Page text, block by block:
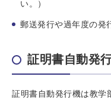
い。）
郵送発行や過年度の発
証明書自動発
証明書自動発行機は教